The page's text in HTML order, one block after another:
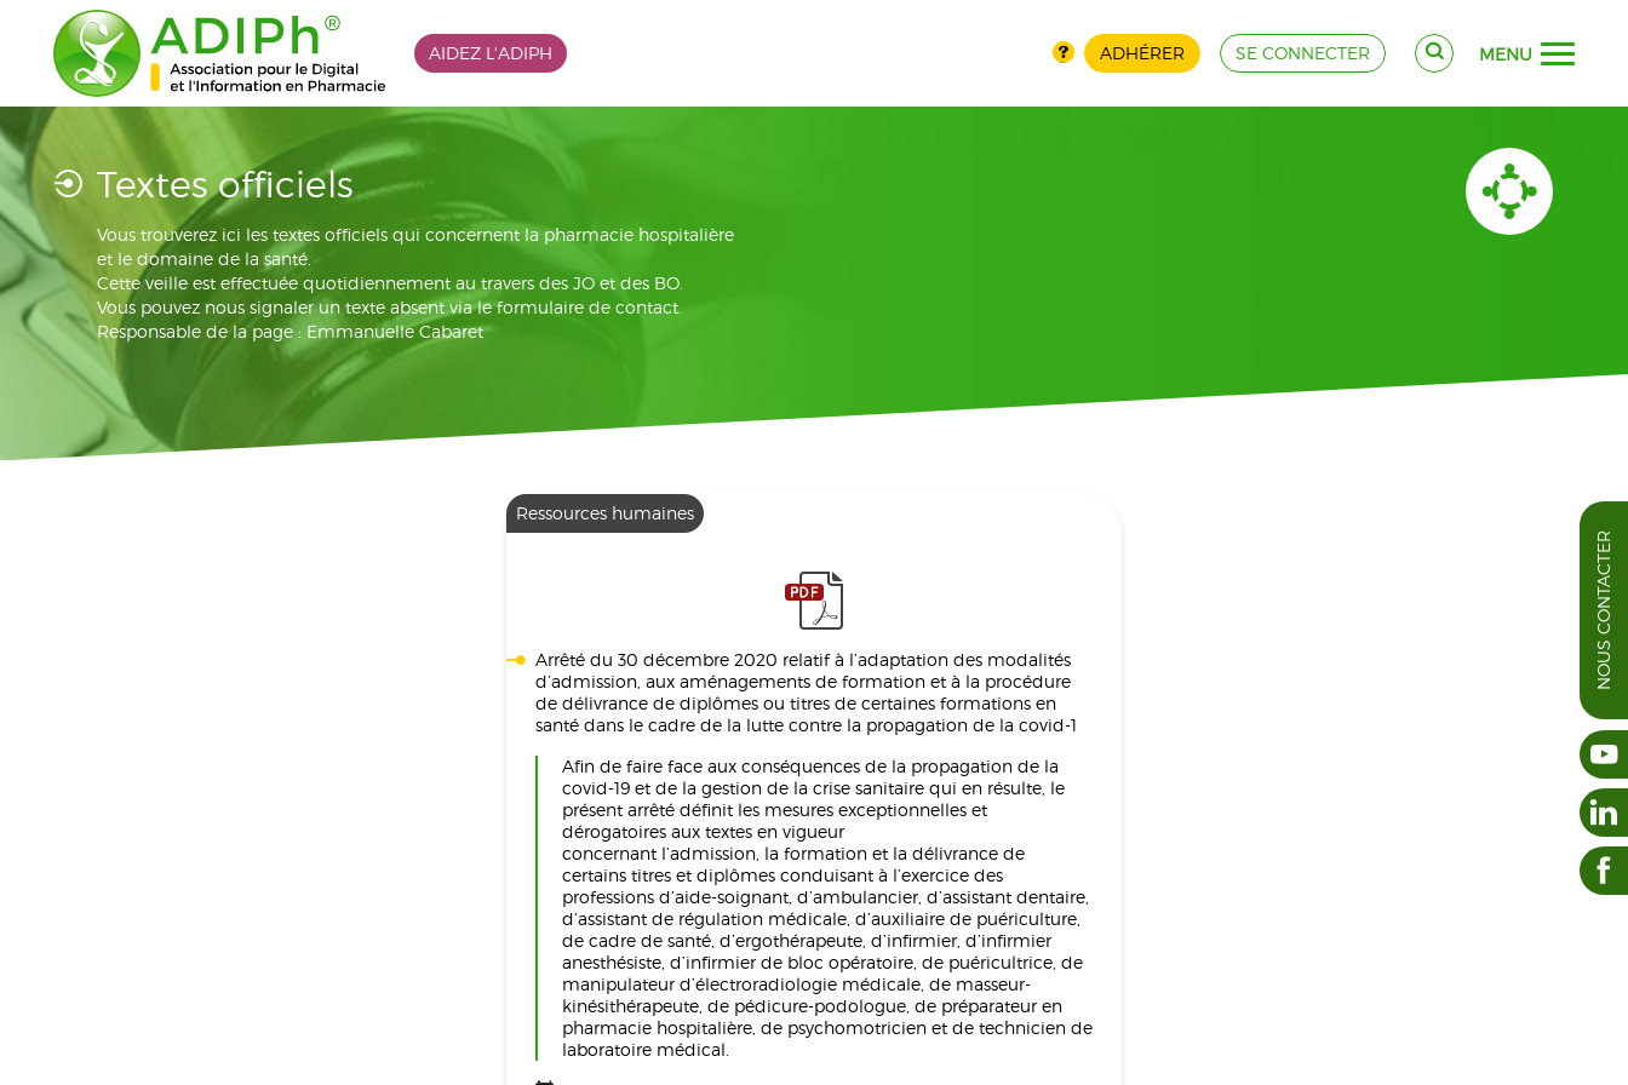
AIDEZ L'ADIPH ADHÉRER SE CONNECTER MENU
Textes officiels
Vous trouverez ici les textes officiels qui concernent la pharmacie hospitalière
et le domaine de la santé.
Cette veille est effectuée quotidiennement au travers des JO et des BO.
Vous pouvez nous signaler un texte absent via le formulaire de contact.
Responsable de la page : Emmanuelle Cabaret
Ressources humaines
Arrêté du 30 décembre 2020 relatif à l’adaptation des modalités
d’admission, aux aménagements de formation et à la procédure
de délivrance de diplômes ou titres de certaines formations en
santé dans le cadre de la lutte contre la propagation de la covid-1
Afin de faire face aux conséquences de la propagation de la
covid-19 et de la gestion de la crise sanitaire qui en résulte, le
présent arrêté définit les mesures exceptionnelles et
dérogatoires aux textes en vigueur
concernant l’admission, la formation et la délivrance de
certains titres et diplômes conduisant à l’exercice des
professions d’aide-soignant, d’ambulancier, d’assistant dentaire,
d’assistant de régulation médicale, d’auxiliaire de puériculture,
de cadre de santé, d’ergothérapeute, d’infirmier, d’infirmier
anesthésiste, d’infirmier de bloc opératoire, de puéricultrice, de
manipulateur d’électroradiologie médicale, de masseur-
kinésithérapeute, de pédicure-podologue, de préparateur en
pharmacie hospitalière, de psychomotricien et de technicien de
laboratoire médical.
NOUS CONTACTER